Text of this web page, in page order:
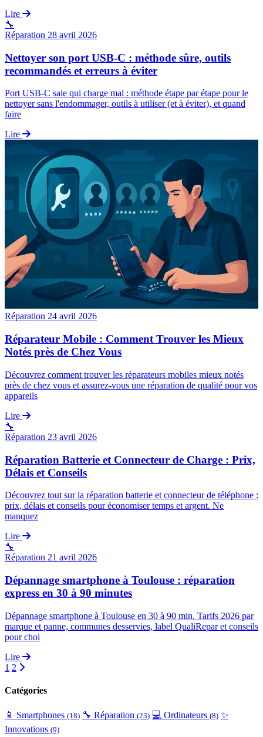
Lire
🔧
Réparation 28 avril 2026
Nettoyer son port USB-C : méthode sûre, outils
recommandés et erreurs à éviter
Port USB-C sale qui charge mal : méthode étape par étape pour le
nettoyer sans l'endommager, outils à utiliser (et à éviter), et quand
faire
Lire
Réparation 24 avril 2026
Réparateur Mobile : Comment Trouver les Mieux
Notés près de Chez Vous
Découvrez comment trouver les réparateurs mobiles mieux notés
près de chez vous et assurez-vous une réparation de qualité pour vos
appareils
Lire
🔧
Réparation 23 avril 2026
Réparation Batterie et Connecteur de Charge : Prix,
Délais et Conseils
Découvrez tout sur la réparation batterie et connecteur de téléphone :
prix, délais et conseils pour économiser temps et argent. Ne
manquez
Lire
🔧
Réparation 21 avril 2026
Dépannage smartphone à Toulouse : réparation
express en 30 à 90 minutes
Dépannage smartphone à Toulouse en 30 à 90 min. Tarifs 2026 par
marque et panne, communes desservies, label QualiRepar et conseils
pour choi
Lire
1 2
Catégories
📱 Smartphones (18) 🔧 Réparation (23) 💻 Ordinateurs (8) ✨
Innovations (9)